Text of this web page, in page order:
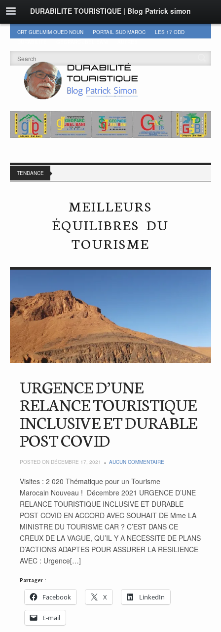
DURABILITE TOURISTIQUE | Blog Patrick simon
CRT GUELMIM OUED NOUN PORTAIL SUD MAROC
LES 17 ODD
TENDANCE
MEILLEURS
ÉQUILIBRES DU
TOURISME
URGENCE D’UNE
RELANCE TOURISTIQUE
INCLUSIVE ET DURABLE
POST COVID
POSTED ON DÉCEMBRE 17, 2021 AUCUN COMMENTAIRE
Visites : 2 020 Thématique pour un Tourisme
Marocain Nouveau ! Décembre 2021 URGENCE D’UNE
RELANCE TOURISTIQUE INCLUSIVE ET DURABLE
POST COVID EN ACCORD AVEC SOUHAIT DE Mme LA
MINISTRE DU TOURISME CAR ? C’EST DANS CE
CREUX DE LA VAGUE, QU’IL Y A NECESSITE DE PLANS
D’ACTIONS ADAPTES POUR ASSURER LA RESILIENCE
AVEC : Urgence[…]
Partager :
Facebook X LinkedIn
E-mail